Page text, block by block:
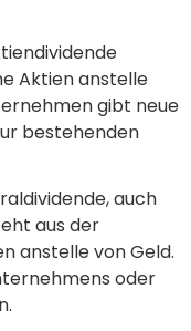
Aktien anstelle
gibt neue
bestehenden
auch
aus der
anstelle von Geld.
oder